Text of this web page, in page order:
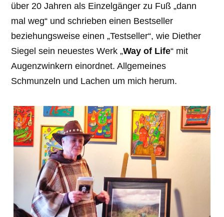
über 20 Jahren als Einzelgänger zu Fuß „dann
mal weg“ und schrieben einen Bestseller
beziehungsweise einen „Testseller“, wie Diether
Siegel sein neuestes Werk „Way of Life“ mit
Augenzwinkern einordnet. Allgemeines
Schmunzeln und Lachen um mich herum.